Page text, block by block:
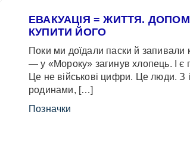
ЕВАКУАЦІЯ = ЖИТТЯ.
КУПИТИ ЙОГО
Поки ми доїдали паски й запивали
— у «Мороку» загинув хлопець. І є
Це не військові цифри. Це люди. З
родинами, […]
Позначки